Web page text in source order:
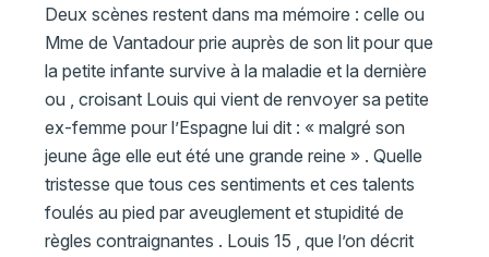
Deux scènes restent dans ma mémoire : celle ou
Mme de Vantadour prie auprès de son lit pour que
la petite infante survive à la maladie et la dernière
ou , croisant Louis qui vient de renvoyer sa petite
ex-femme pour l’Espagne lui dit : « malgré son
jeune âge elle eut été une grande reine » . Quelle
tristesse que tous ces sentiments et ces talents
foulés au pied par aveuglement et stupidité de
règles contraignantes . Louis 15 , que l’on décrit